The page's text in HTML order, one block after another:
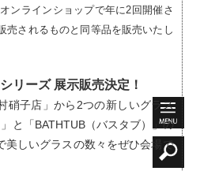
ンラインショップで年に2回開催さ
売されるものと同等品を販売いたし
リーズ 展示販売決定！
硝子店」から2つの新しいグラス
と「BATHTUB（バスタブ）」の
美しいグラスの数々をぜひ会場で